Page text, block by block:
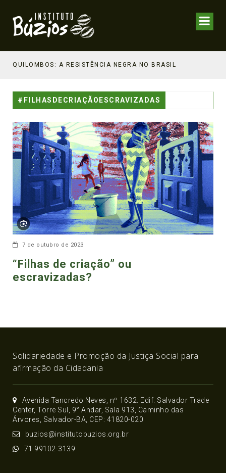
QUILOMBOS: A RESISTÊNCIA NEGRA NO BRASIL
#FILHASDECRIAÇÃOESCRAVIZADAS
7 de outubro de 2023
“Filhas de criação” ou
escravizadas?
Solidariedade e Promoção da Justiça Social para
afirmação da Cidadania
Avenida Tancredo Neves, nº 1632. Edif. Salvador Trade
Center, Torre Sul, 9° Andar, Sala 913, Caminho das
Árvores, Salvador-BA, CEP: 41820-020
buzios@institutobuzios.org.br
71 99102-3139